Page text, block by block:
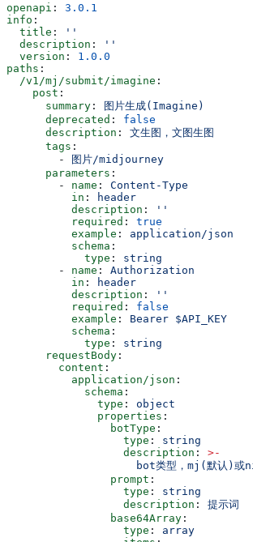
openapi : 3.0.1
info :
  title
:
''
  description
:
''
  version
: 1.0.0
paths :
  /v1/mj/submit/imagine
:
    post
:
      summary
: 图片生成(Imagine)
      deprecated
: false
      description
: 文生图，文图生图
      tags
:
        -
图片/midjourney
      parameters
:
        -
name : Content-Type
          in
:
header
          description
:
''
          required
: true
          example
: application/json
          schema
:
            type
: string
        -
name : Authorization
          in
:
header
          description
:
''
          required
: false
          example
: Bearer $API_KEY
          schema
:
            type
: string
      requestBody
:
        content
:
          application/json
:
            schema
:
              type
: object
              properties
:
                botType
:
                  type
: string
                  description
: >-
bot类型，mj(默认)
                prompt
:
                  type
: string
                  description
: 提示词
                base64Array
:
                  type
: array